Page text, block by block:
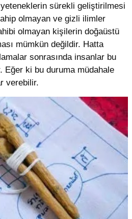
sürekli geliştirilmesi
olmayan ve gizli ilimler
olmayan kişilerin doğaüstü
mümkün değildir. Hatta
sonrasında insanlar bu
Eğer ki bu duruma müdahale
verebilir.